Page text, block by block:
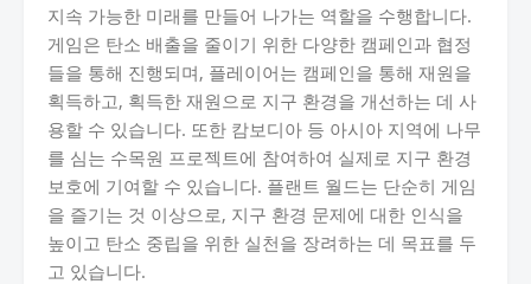
지속 가능한 미래를 만들어 나가는 역할을 수행합니다.
게임은 탄소 배출을 줄이기 위한 다양한 캠페인과 협정
들을 통해 진행되며, 플레이어는 캠페인을 통해 재원을
획득하고, 획득한 재원으로 지구 환경을 개선하는 데 사
용할 수 있습니다. 또한 캄보디아 등 아시아 지역에 나무
를 심는 수목원 프로젝트에 참여하여 실제로 지구 환경
보호에 기여할 수 있습니다. 플랜트 월드는 단순히 게임
을 즐기는 것 이상으로, 지구 환경 문제에 대한 인식을
높이고 탄소 중립을 위한 실천을 장려하는 데 목표를 두
고 있습니다.